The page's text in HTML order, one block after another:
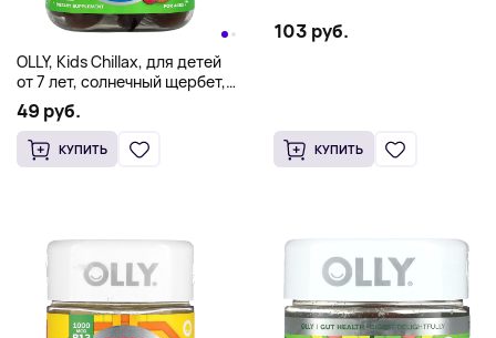
OLLY, Kids Chillax, для детей
от 7 лет, солнечный щербет,
50 жевательных таблеток
49 руб.
КУПИТЬ
103 руб.
КУПИТЬ